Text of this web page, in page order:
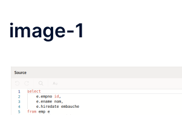
image-1